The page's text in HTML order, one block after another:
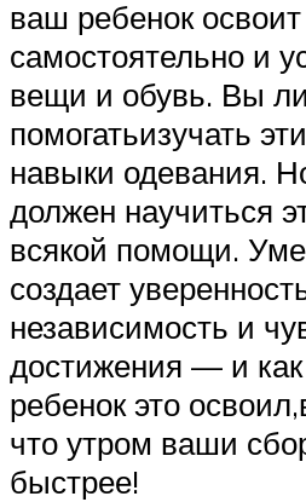
ваш ребенок
самостоятельно и
вещи и обувь. Вы
помогатьизучать
навыки одевания.
должен научиться
всякой помощи.
создает
независимость и
достижения — и
ребенок это
что утром ваши
быстрее!